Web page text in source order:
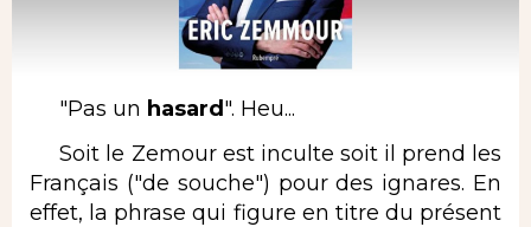
"Pas un hasard ". Heu...
Soit le Zemour est inculte soit il prend les
Français ("de souche") pour des ignares. En
effet, la phrase qui figure en titre du présent